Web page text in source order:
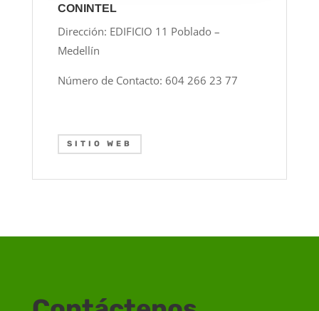
CONINTEL
Dirección: EDIFICIO 11 Poblado –
Medellín
Número de Contacto: 604 266 23 77
SITIO WEB